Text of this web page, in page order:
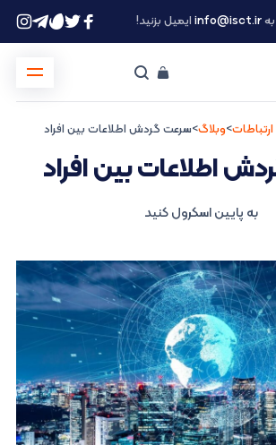
بهinfo@isct.irایمیل بزنید!
>وبلاگ>سرعت گردش اطلاعات بین افراد
اطلاعات بین افراد
به پایین اسکرول کنید